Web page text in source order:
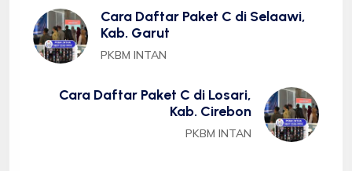
Cara Daftar Paket C di Selaawi,
Kab. Garut
PKBM INTAN
Cara Daftar Paket C di Losari,
Kab. Cirebon
PKBM INTAN